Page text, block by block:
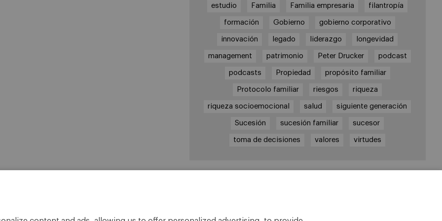
estudio Familia Familia empresaria filantropía
formación Gobierno gobierno corporativo
innovación legado liderazgo longevidad
management patrimonio Peter Drucker podcast
podcasts Propiedad propósito familiar
Protocolo familiar riesgos riqueza
riqueza socioemocional salud siguiente generación
Sucesión sucesión familiar sucesor
toma de decisiones valores virtudes
Cátedra de Empresa Familiar